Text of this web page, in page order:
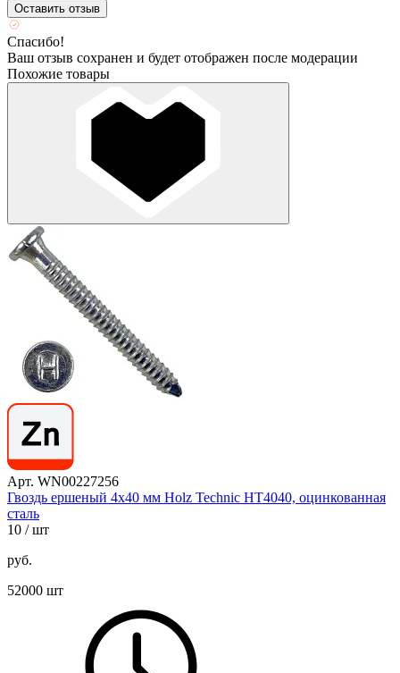
Оставить отзыв
Спасибо!
Ваш отзыв сохранен и будет отображен после модерации
Похожие товары
Арт. WN00227256
Гвоздь ершеный 4х40 мм Holz Technic HT4040, оцинкованная
сталь
10 / шт
руб.
52000 шт